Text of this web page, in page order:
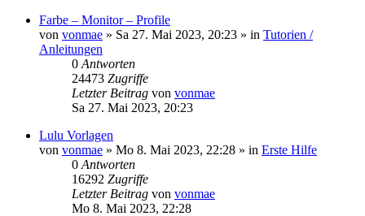
Farbe – Monitor – Profile
von vonmae » Sa 27. Mai 2023, 20:23 » in Tutorien /
Anleitungen
0 Antworten
24473 Zugriffe
Letzter Beitrag von vonmae
Sa 27. Mai 2023, 20:23
Lulu Vorlagen
von vonmae » Mo 8. Mai 2023, 22:28 » in Erste Hilfe
0 Antworten
16292 Zugriffe
Letzter Beitrag von vonmae
Mo 8. Mai 2023, 22:28